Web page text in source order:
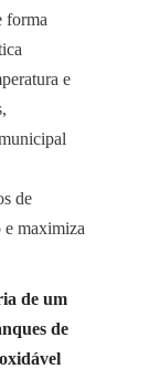
forma
e
de
e maximiza
de um
de